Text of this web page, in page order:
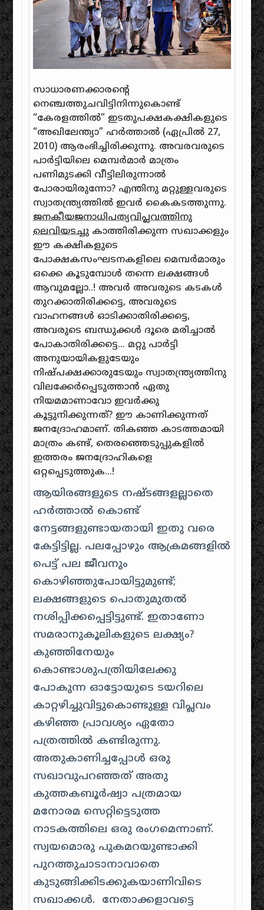
സാധാരണക്കാരന്റെ
നെഞ്ചത്തുചവിട്ടിനിന്നുകൊണ്ട്‌
“കേരളത്തില്‍‌” ഇടതുപക്ഷകക്ഷികളുടെ
“അഖിലേന്ത്യാ” ഹര്‍‌ത്താല്‍‌ (ഏപ്രില്‍ 27,
2010)‌ ആരം‌ഭിച്ചിരിക്കുന്നു. അവരവരുടെ
പാര്‍‌ട്ടിയിലെ മെമ്പര്‍‌മാര്‍‌ മാത്രം‌
പണിമുടക്കി വീട്ടിലിരുന്നാല്‍‌
പോരായിരുന്നോ? എന്തിനു മറ്റുള്ളവരുടെ
സ്വാതന്ത്ര്യത്തില്‍‌ ഇവര്‍‌ കൈകടത്തുന്നു.
ജനകീയജനാധിപത്യവിപ്ലവത്തിനു
ലെവിയടച്ചു കാത്തിരിക്കുന്ന സഖാക്കളും‌
ഈ കക്ഷികളുടെ
പോക്ഷകസം‌ഘടനകളിലെ മെമ്പര്‍‌മാരും‌
ഒക്കെ കൂടുമ്പോള്‍‌ തന്നെ ലക്ഷങ്ങള്‍‌
ആവുമല്ലോ..! അവര്‍‌ അവരുടെ കടകള്‍‌
തുറക്കാതിരിക്കട്ടെ, അവരുടെ
വാഹനങ്ങള്‍‌ ഓടിക്കാതിരിക്കട്ടെ,
അവരുടെ ബന്ധുക്കള്‍ ദൂരെ‌ മരിച്ചാല്‍‌
പോകാതിരിക്കട്ടെ… മറ്റു പാര്‍‌ട്ടി
അനുയായികളുടേയും
നിഷ്‌പക്ഷക്കാരുടേയും‌ സ്വാതന്ത്ര്യത്തിനു
വിലക്കേര്‍‌പ്പെടുത്താന്‍‌ ഏതു
നിയമമാണാവോ ഇവര്‍‌ക്കു
കൂട്ടുനി‌ക്കുന്നത്? ഈ കാണിക്കുന്നത്‌
ജനദ്രോഹമാണ്. തികഞ്ഞ കാടത്തമായി
മാത്രം‌ കണ്ട്‌, തെരഞ്ഞെടുപ്പുകളില്‍‌‌
ഇത്തരം‌ ജനദ്രോഹികളെ
ഒറ്റപ്പെടുത്തുക…!
ആയിരങ്ങളുടെ നഷ്ടങ്ങളല്ലാതെ
ഹര്‍‌ത്താല്‍‌ കൊണ്ട്‌
നേട്ടങ്ങളുണ്ടായതായി ഇതു വരെ
കേട്ടിട്ടില്ല. പലപ്പോഴും‌ ആക്രമങ്ങളില്‍
പെട്ട്‌ പല ജീവനും‌
കൊഴിഞ്ഞുപോയിട്ടുമുണ്ട്‌;
ലക്ഷങ്ങളുടെ പൊതുമുതല്‍‌
നശിപ്പിക്കപ്പെട്ടിട്ടുണ്ട്. ഇതാണോ
സമരാനുകൂലികളുടെ ലക്ഷ്യം?
കുഞ്ഞിനേയും‌
കൊണ്ടാശുപത്രിയിലേക്കു
പോകുന്ന ഓട്ടോയുടെ ടയറിലെ
കാറ്റഴിച്ചുവിട്ടുകൊണ്ടുള്ള വിപ്ലവം‌
കഴിഞ്ഞ പ്രാവശ്യം‌ ഏതോ
പത്രത്തില്‍‌ കണ്ടിരുന്നു.
അതുകാണിച്ചപ്പോള്‍‌ ഒരു
സഖാവുപറഞ്ഞത്‌ അതു
കുത്തകബൂര്‍‌ഷ്വാ പത്രമായ
മനോരമ സെറ്റിട്ടെടുത്ത
നാടകത്തിലെ ഒരു രം‌ഗമെന്നാണ്.
സ്വയമൊരു പുകമറയുണ്ടാക്കി
പുറത്തുചാടാനാവാതെ
കുടുങ്ങിക്കിടക്കുകയാണിവിടെ
സഖാക്കള്‍‌. നേതാക്കളാവട്ടെ